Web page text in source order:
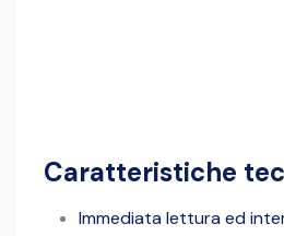
Caratteristiche
Immediata lettura ed